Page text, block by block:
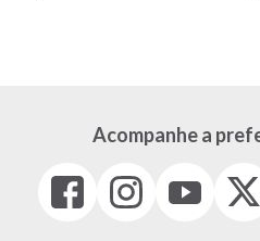
Acompanhe a
Facebook
(link
Instagram
(link
(link